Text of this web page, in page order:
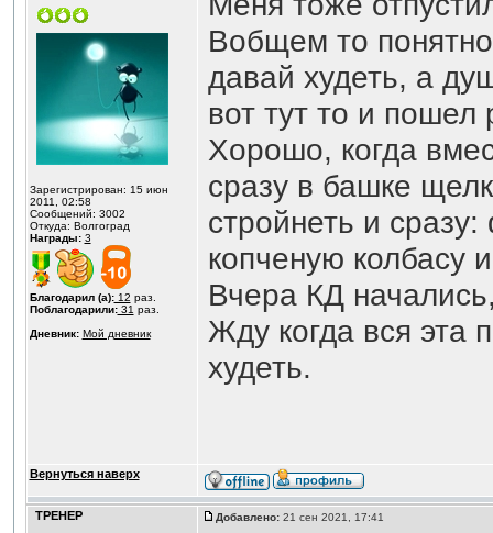
Зарегистрирован: 15 июн
2011, 02:58
Сообщений: 3002
Откуда: Волгоград
Награды: 3
Благодарил (а):12 раз.
Поблагодарили:31 раз.
Дневник: Мой дневник
Вобщем то
давай худеть, а
вот тут то и пошел
Хорошо, когда
сразу в башке
стройнеть и
копченую колбасу
Вчера КД
Жду когда вся эта
худеть.
Вернуться наверх
ТРЕНЕР Добавлено:21 сен 2021, 17:41